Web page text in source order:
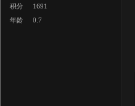
积分
1691
年龄
0.7